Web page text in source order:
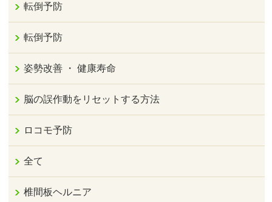
転倒予防
転倒予防
姿勢改善 ・ 健康寿命
脳の誤作動をリセットする方法
ロコモ予防
全て
椎間板ヘルニア